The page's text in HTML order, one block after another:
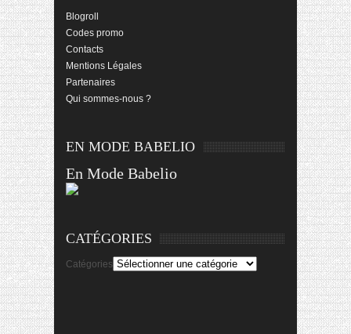
Blogroll
Codes promo
Contacts
Mentions Légales
Partenaires
Qui sommes-nous ?
EN MODE BABELIO
En Mode Babelio
CATÉGORIES
Catégories